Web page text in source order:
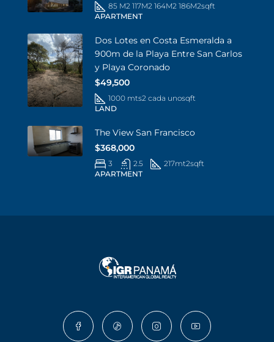
85 M2 117M2 164M2 186M2sqft
APARTMENT
Dos Lotes en Costa Esmeralda a
900m de la Playa Entre San Carlos
y Playa Coronado
$49,500
1000 mts2 cada unosqft
LAND
The View San Francisco
$368,000
3 2.5 217mt2sqft
APARTMENT